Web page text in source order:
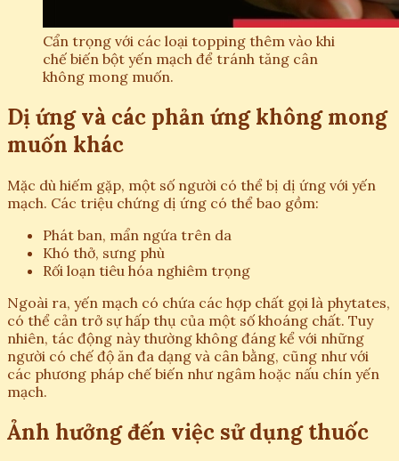
Cẩn trọng với các loại topping thêm vào khi
chế biến bột yến mạch để tránh tăng cân
không mong muốn.
Dị ứng và các phản ứng không mong
muốn khác
Mặc dù hiếm gặp, một số người có thể bị dị ứng với yến
mạch. Các triệu chứng dị ứng có thể bao gồm:
Phát ban, mẩn ngứa trên da
Khó thở, sưng phù
Rối loạn tiêu hóa nghiêm trọng
Ngoài ra, yến mạch có chứa các hợp chất gọi là phytates,
có thể cản trở sự hấp thụ của một số khoáng chất. Tuy
nhiên, tác động này thường không đáng kể với những
người có chế độ ăn đa dạng và cân bằng, cũng như với
các phương pháp chế biến như ngâm hoặc nấu chín yến
mạch.
Ảnh hưởng đến việc sử dụng thuốc